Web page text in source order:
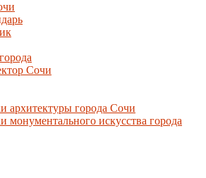
Сочи
архитектуры города Сочи
монументального искусства города